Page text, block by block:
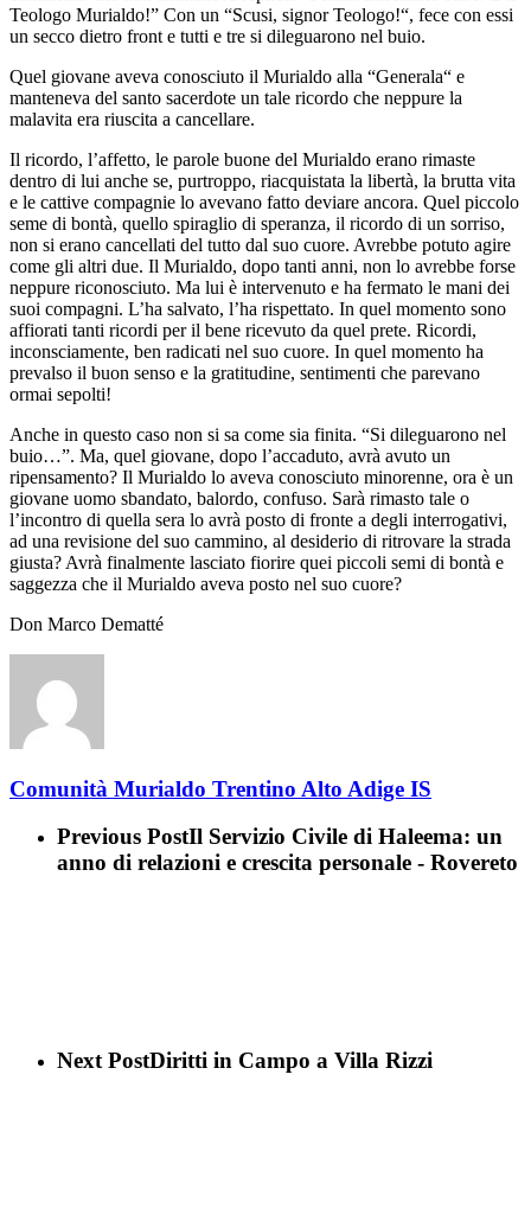
Teologo Murialdo!” Con un “Scusi, signor Teologo!“, fece con essi
un secco dietro front e tutti e tre si dileguarono nel buio.
Quel giovane aveva conosciuto il Murialdo alla “Generala“ e
manteneva del santo sacerdote un tale ricordo che neppure la
malavita era riuscita a cancellare.
Il ricordo, l’affetto, le parole buone del Murialdo erano rimaste
dentro di lui anche se, purtroppo, riacquistata la libertà, la brutta vita
e le cattive compagnie lo avevano fatto deviare ancora. Quel piccolo
seme di bontà, quello spiraglio di speranza, il ricordo di un sorriso,
non si erano cancellati del tutto dal suo cuore. Avrebbe potuto agire
come gli altri due. Il Murialdo, dopo tanti anni, non lo avrebbe forse
neppure riconosciuto. Ma lui è intervenuto e ha fermato le mani dei
suoi compagni. L’ha salvato, l’ha rispettato. In quel momento sono
affiorati tanti ricordi per il bene ricevuto da quel prete. Ricordi,
inconsciamente, ben radicati nel suo cuore. In quel momento ha
prevalso il buon senso e la gratitudine, sentimenti che parevano
ormai sepolti!
Anche in questo caso non si sa come sia finita. “Si dileguarono nel
buio…”. Ma, quel giovane, dopo l’accaduto, avrà avuto un
ripensamento? Il Murialdo lo aveva conosciuto minorenne, ora è un
giovane uomo sbandato, balordo, confuso. Sarà rimasto tale o
l’incontro di quella sera lo avrà posto di fronte a degli interrogativi,
ad una revisione del suo cammino, al desiderio di ritrovare la strada
giusta? Avrà finalmente lasciato fiorire quei piccoli semi di bontà e
saggezza che il Murialdo aveva posto nel suo cuore?
Don Marco Dematté
Comunità Murialdo Trentino Alto Adige IS
Previous PostIl Servizio Civile di Haleema: un
anno di relazioni e crescita personale - Rovereto
Next PostDiritti in Campo a Villa Rizzi